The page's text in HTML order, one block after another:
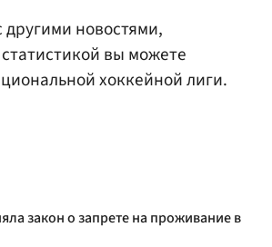
новостями,
вы можете
хоккейной лиги.
закон о запрете на проживание в